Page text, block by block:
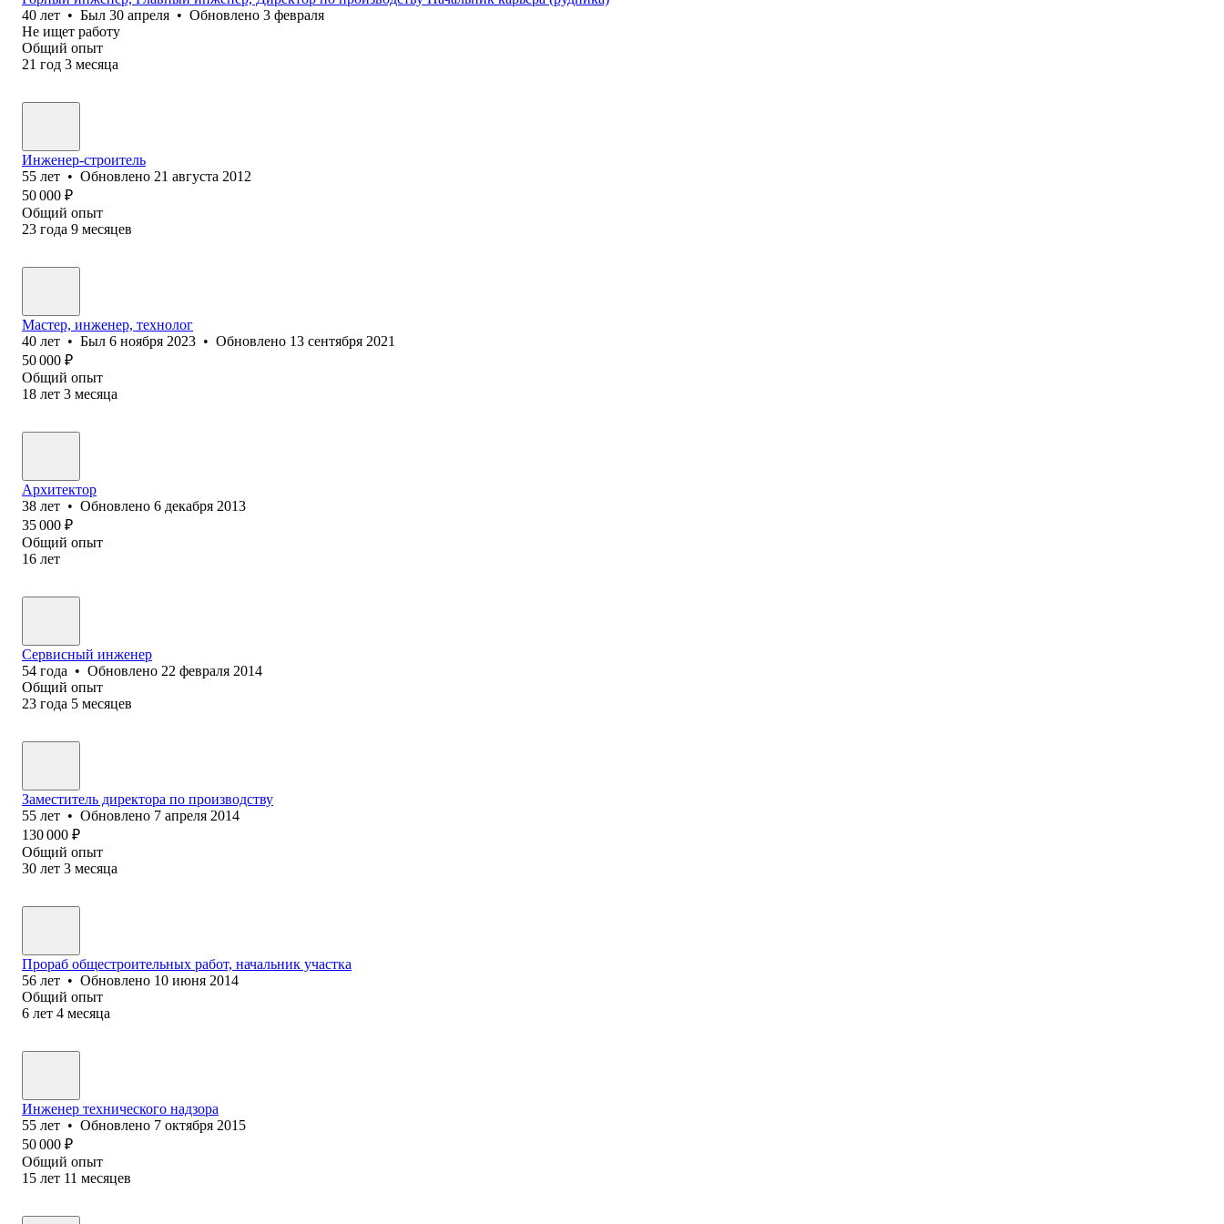
40 лет • Был 30 апреля • Обновлено 3 февраля
Не ищет работу
Общий опыт
21 год 3 месяца
Инженер-строитель
55 лет • Обновлено 21 августа 2012
50 000 ₽
Общий опыт
23 года 9 месяцев
Мастер, инженер, технолог
40 лет • Был 6 ноября 2023 • Обновлено 13 сентября 2021
50 000 ₽
Общий опыт
18 лет 3 месяца
Архитектор
38 лет • Обновлено 6 декабря 2013
35 000 ₽
Общий опыт
16 лет
Сервисный инженер
54 года • Обновлено 22 февраля 2014
Общий опыт
23 года 5 месяцев
Заместитель директора по производству
55 лет • Обновлено 7 апреля 2014
130 000 ₽
Общий опыт
30 лет 3 месяца
Прораб общестроительных работ, начальник участка
56 лет • Обновлено 10 июня 2014
Общий опыт
6 лет 4 месяца
Инженер технического надзора
55 лет • Обновлено 7 октября 2015
50 000 ₽
Общий опыт
15 лет 11 месяцев